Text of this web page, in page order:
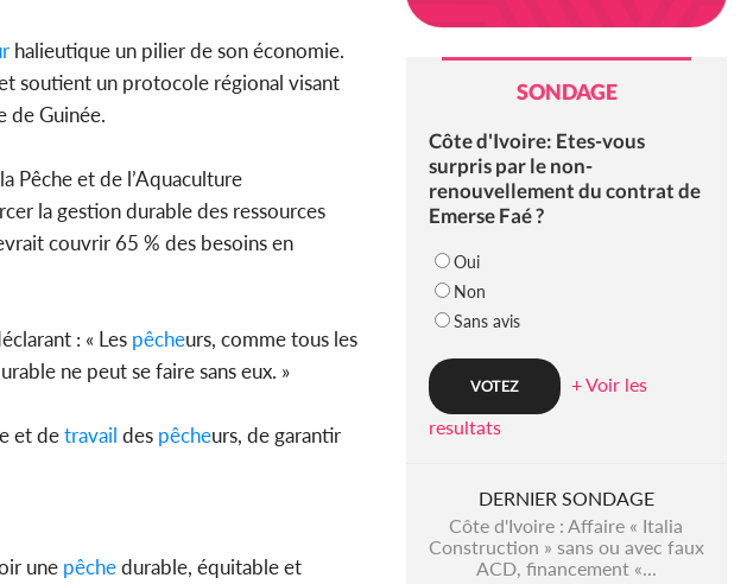
halieutique un pilier de son économie.
soutient un protocole régional visant
de Guinée.
Pêche et de l’Aquaculture
la gestion durable des ressources
couvrir 65 % des besoins en
: « Les pêcheurs, comme tous les
ne peut se faire sans eux. »
et detravail des pêcheurs, de garantir
une pêchedurable, équitable et
SONDAGE
Côte d'Ivoire: Etes-vous
surpris par le non-
renouvellement du contrat de
Emerse Faé ?
Oui
Non
Sans avis
+ Voir les
resultats
DERNIER SONDAGE
Côte d'Ivoire : Affaire « Italia
Construction » sans ou avec faux
ACD, financement «...